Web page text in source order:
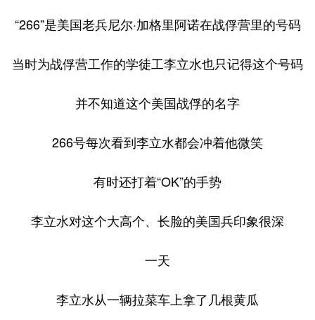
“266”是美国老兵尼尔·加格里阿诺在战俘营里的号码
当时为战俘营工作的学徒工李立水也只记得这个号码
并不知道这个美国战俘的名字
266号每次看到李立水都会冲着他微笑
有时还打着“OK”的手势
李立水对这个大高个、长脸的美国兵印象很深
一天
李立水从一辆拉菜车上拿了几根黄瓜